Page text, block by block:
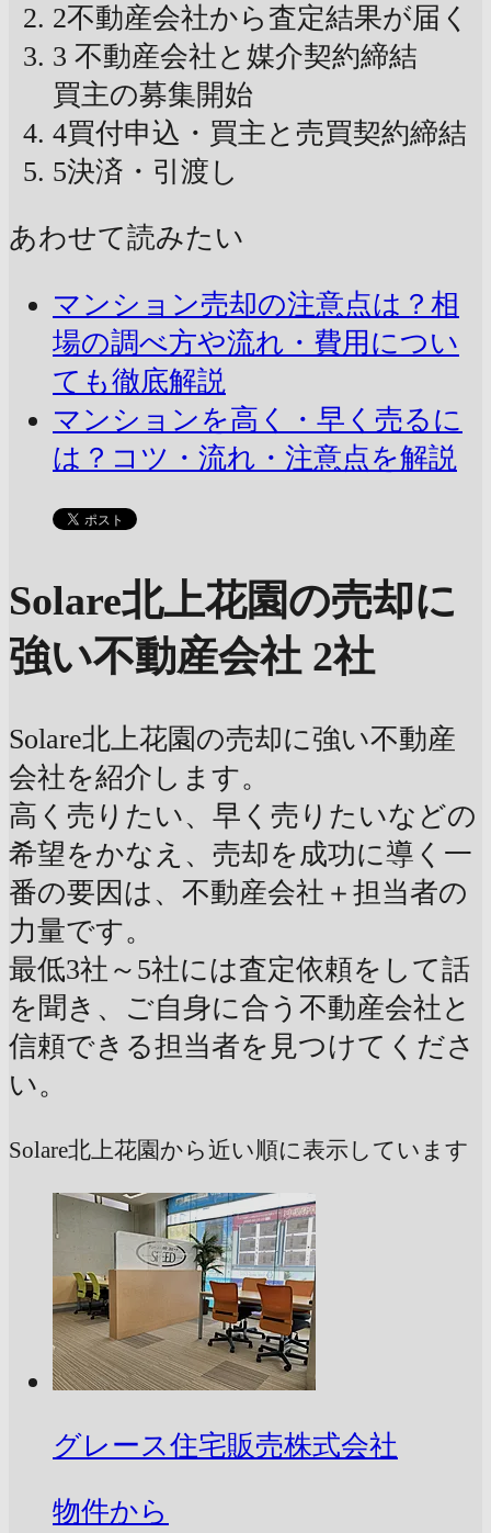
2不動産会社から査定結果が届く
3 不動産会社と媒介契約締結
買主の募集開始
4買付申込・買主と売買契約締結
5決済・引渡し
あわせて読みたい
マンション売却の注意点は？相
場の調べ方や流れ・費用につい
ても徹底解説
マンションを高く・早く売るに
は？コツ・流れ・注意点を解説
Solare北上花園の売却に
強い不動産会社 2社
Solare北上花園の売却に強い不動産
会社を紹介します。
高く売りたい、早く売りたいなどの
希望をかなえ、売却を成功に導く一
番の要因は、不動産会社＋担当者の
力量です。
最低3社～5社には査定依頼をして話
を聞き、ご自身に合う不動産会社と
信頼できる担当者を見つけてくださ
い。
Solare北上花園から近い順に表示しています
グレース住宅販売株式会社
物件から